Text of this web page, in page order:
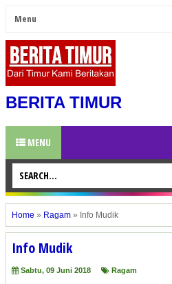
BERITA TIMUR
MENU
Home » Ragam » Info Mudik
Info Mudik
Sabtu, 09 Juni 2018 Ragam